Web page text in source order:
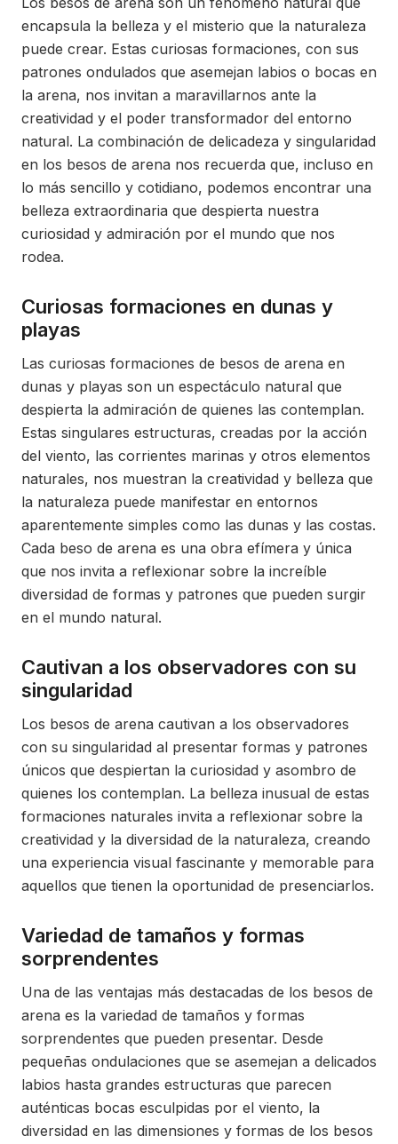
encapsula la belleza y el misterio que la naturaleza
puede crear. Estas curiosas formaciones, con sus
patrones ondulados que asemejan labios o bocas en
la arena, nos invitan a maravillarnos ante la
creatividad y el poder transformador del entorno
natural. La combinación de delicadeza y singularidad
en los besos de arena nos recuerda que, incluso en
lo más sencillo y cotidiano, podemos encontrar una
belleza extraordinaria que despierta nuestra
curiosidad y admiración por el mundo que nos
rodea.
Curiosas formaciones en dunas y
playas
Las curiosas formaciones de besos de arena en
dunas y playas son un espectáculo natural que
despierta la admiración de quienes las contemplan.
Estas singulares estructuras, creadas por la acción
del viento, las corrientes marinas y otros elementos
naturales, nos muestran la creatividad y belleza que
la naturaleza puede manifestar en entornos
aparentemente simples como las dunas y las costas.
Cada beso de arena es una obra efímera y única
que nos invita a reflexionar sobre la increíble
diversidad de formas y patrones que pueden surgir
en el mundo natural.
Cautivan a los observadores con su
singularidad
Los besos de arena cautivan a los observadores
con su singularidad al presentar formas y patrones
únicos que despiertan la curiosidad y asombro de
quienes los contemplan. La belleza inusual de estas
formaciones naturales invita a reflexionar sobre la
creatividad y la diversidad de la naturaleza, creando
una experiencia visual fascinante y memorable para
aquellos que tienen la oportunidad de presenciarlos.
Variedad de tamaños y formas
sorprendentes
Una de las ventajas más destacadas de los besos de
arena es la variedad de tamaños y formas
sorprendentes que pueden presentar. Desde
pequeñas ondulaciones que se asemejan a delicados
labios hasta grandes estructuras que parecen
auténticas bocas esculpidas por el viento, la
diversidad en las dimensiones y formas de los besos